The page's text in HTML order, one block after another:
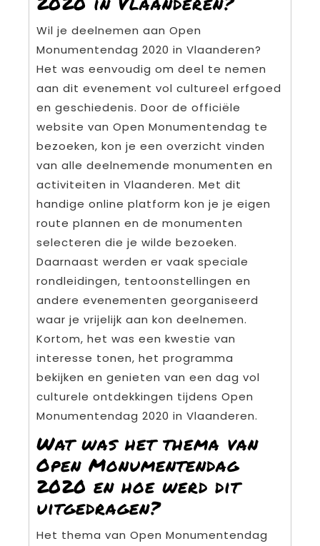
Wil je deelnemen aan Open
Monumentendag 2020 in Vlaanderen?
Het was eenvoudig om deel te nemen
aan dit evenement vol cultureel erfgoed
en geschiedenis. Door de officiële
website van Open Monumentendag te
bezoeken, kon je een overzicht vinden
van alle deelnemende monumenten en
activiteiten in Vlaanderen. Met dit
handige online platform kon je je eigen
route plannen en de monumenten
selecteren die je wilde bezoeken.
Daarnaast werden er vaak speciale
rondleidingen, tentoonstellingen en
andere evenementen georganiseerd
waar je vrijelijk aan kon deelnemen.
Kortom, het was een kwestie van
interesse tonen, het programma
bekijken en genieten van een dag vol
culturele ontdekkingen tijdens Open
Monumentendag 2020 in Vlaanderen.
Wat was het thema van
Open Monumentendag
2020 en hoe werd dit
uitgedragen?
Het thema van Open Monumentendag